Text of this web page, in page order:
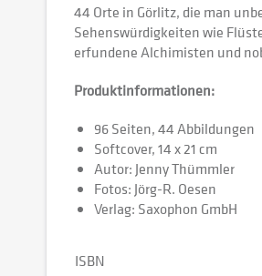
44 Orte in Görlitz, die man
Sehenswürdigkeiten wie
erfundene Alchimisten und
Produktinformationen:
96 Seiten, 44 Abbildungen
Softcover, 14 x 21 cm
Autor: Jenny Thümmler
Fotos: Jörg-R. Oesen
Verlag: Saxophon GmbH
ISBN